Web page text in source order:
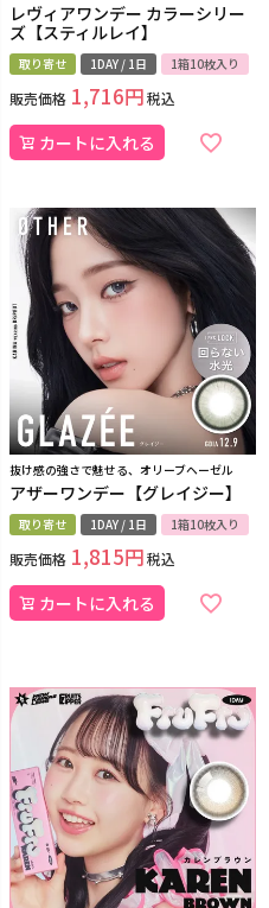
レヴィアワンデー カラーシリー
ズ【スティルレイ】
取り寄せ 1DAY / 1日 1箱10枚入り
販売価格 1,716 税込
カートに入れる
抜け感の強さで魅せる、オリーブヘーゼル
アザーワンデー【グレイジー】
取り寄せ 1DAY / 1日 1箱10枚入り
販売価格 1,815 税込
カートに入れる